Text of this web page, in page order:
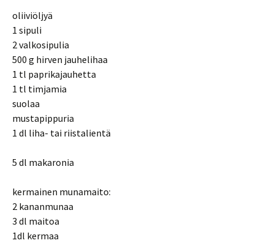
oliiviöljyä
1 sipuli
2 valkosipulia
500 g hirven jauhelihaa
1 tl paprikajauhetta
1 tl timjamia
suolaa
mustapippuria
1 dl liha- tai riistalientä
5 dl makaronia
kermainen munamaito:
2 kananmunaa
3 dl maitoa
1dl kermaa